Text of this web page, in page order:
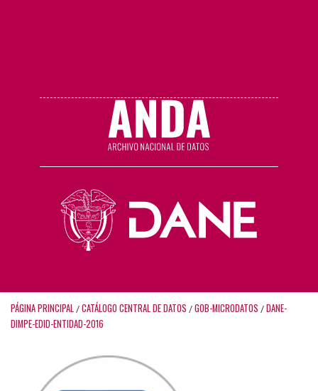
PÁGINA PRINCIPAL / CATÁLOGO CENTRAL DE DATOS / GOB-MICRODATOS / DANE-
DIMPE-EDID-ENTIDAD-2016